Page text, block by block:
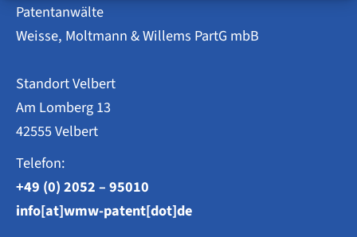
Patentanwälte
Weisse, Moltmann & Willems PartG mbB
Standort Velbert
Am Lomberg 13
42555 Velbert
Telefon:
+49 (0) 2052 – 95010
info[at]wmw-patent[dot]de